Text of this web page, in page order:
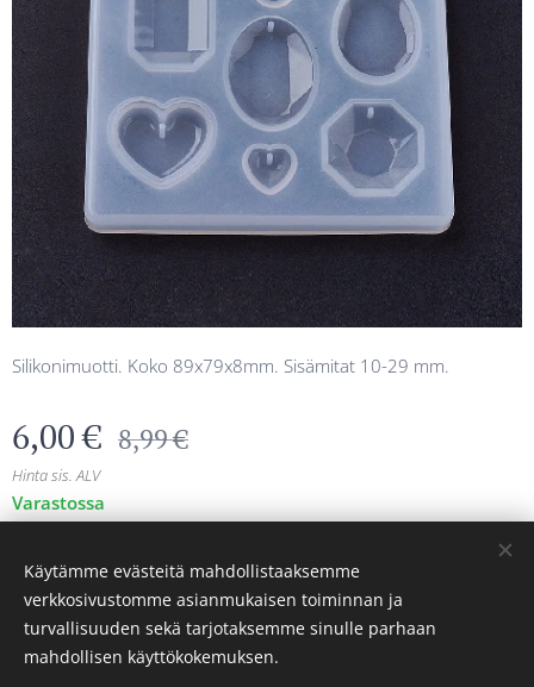
Silikonimuotti. Koko 89x79x8mm. Sisämitat 10-29 mm.
6,00€ 8,99€
Hinta sis. ALV
Varastossa
© 2025 Kaikki oikeudet pidätetään
Evästeet
Käytämme evästeitä mahdollistaaksemme
verkkosivustomme asianmukaisen toiminnan ja
turvallisuuden sekä tarjotaksemme sinulle parhaan
mahdollisen käyttökokemuksen.